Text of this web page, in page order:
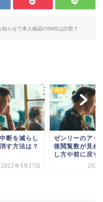
らせで本人確認のSMSは詐欺？
減らし
法は？
年3月27日
雑学
ゼンリーのアップデ
後閲覧数が見れない
し方や前に戻す方法
2022年4